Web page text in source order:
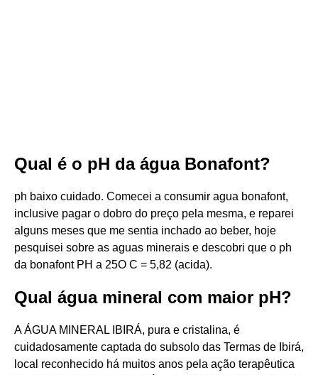
Qual é o pH da água Bonafont?
ph baixo cuidado. Comecei a consumir agua bonafont,
inclusive pagar o dobro do preço pela mesma, e reparei
alguns meses que me sentia inchado ao beber, hoje
pesquisei sobre as aguas minerais e descobri que o ph
da bonafont PH a 25O C = 5,82 (acida).
Qual água mineral com maior pH?
A ÁGUA MINERAL IBIRÁ, pura e cristalina, é
cuidadosamente captada do subsolo das Termas de Ibirá,
local reconhecido há muitos anos pela ação terapêutica